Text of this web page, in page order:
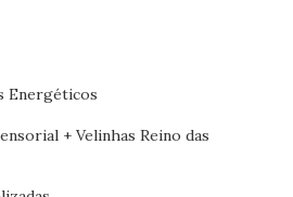
Energéticos
+ Velinhas Reino das